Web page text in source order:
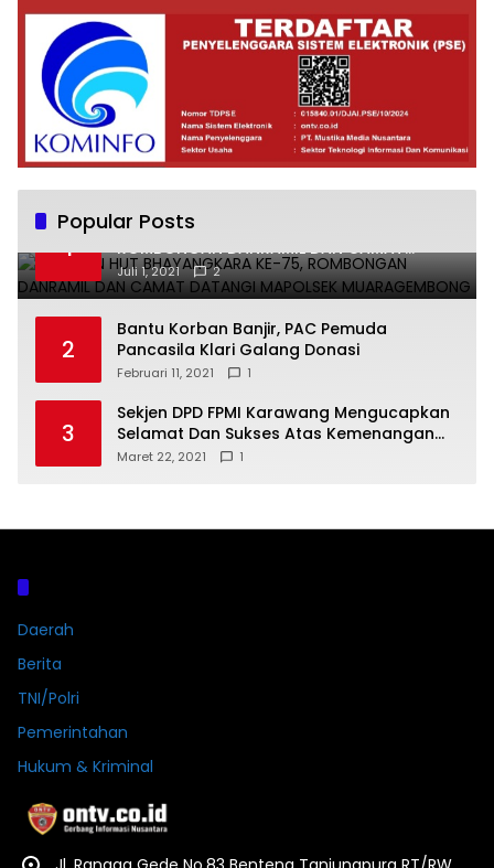
Popular Posts
1
UCAPKAN HUT BHAYANGKARA KE-75,
ROMBONGAN DANRAMIL DAN CAMAT
DATANGI MAPOLSEK MUARAGEMBONG
Juli 1, 2021 2
2
Bantu Korban Banjir, PAC Pemuda
Pancasila Klari Galang Donasi
Februari 11, 2021 1
3
Sekjen DPD FPMI Karawang Mengucapkan
Selamat Dan Sukses Atas Kemenangan
Calon Kades Dayeuhluhur H.Sapin
Maret 22, 2021 1
Daerah
Berita
TNI/Polri
Pemerintahan
Hukum & Kriminal